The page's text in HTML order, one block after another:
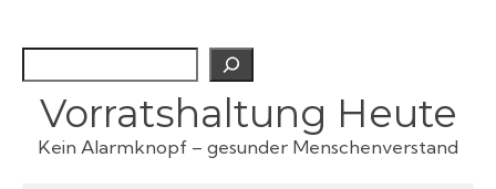
Vorratshaltung Heute
Kein Alarmknopf – gesunder Menschenverstand